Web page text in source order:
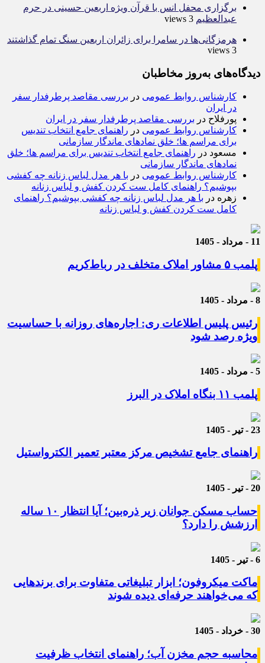
برگزاری محفل انس با قرآن ویژه اربعین حسینی در حرم
عبدالعظیم 3 views
هرمزگانی‌ها در سامرا برای زائران اربعین سنگ تمام گذاشتند
3 views
دیدگاه‌های به‌روز مخاطبان
کارشناس روابط عمومی در بررسی مقاصد پرطرفدار سفر
در ایران
پورفلاح در بررسی مقاصد پرطرفدار سفر در ایران
کارشناس روابط عمومی در راهنمای جامع انتخاب تندیس
برای مراسم ها؛ خلق نمادهای ماندگار سازمانی
مسعود در راهنمای جامع انتخاب تندیس برای مراسم ها؛ خلق
نمادهای ماندگار سازمانی
کارشناس روابط عمومی در با هر مدل لباس زنانه چه کفشی
بپوشیم؟ راهنمای کامل ست کردن کفش و لباس زنانه
زهره در با هر مدل لباس زنانه چه کفشی بپوشیم؟ راهنمای
کامل ست کردن کفش و لباس زنانه
11 - مرداد - 1405
پلمب ۵ مشاور املاک متخلف در رباط‌کریم
8 - مرداد - 1405
رئیس پلیس اطلاعات ری: اجاره‌های روزانه با حساسیت
ویژه رصد شود
5 - مرداد - 1405
پلمب ۱۱ بنگاه املاک در البرز
23 - تیر - 1405
راهنمای جامع تشخیص مرکز معتبر تعمیر الکترواستیل
20 - تیر - 1405
حساب مسکن جوانان زیر ذره‌بین؛ آیا انتظار ۱۰ ساله
ارزشش را دارد؟
6 - تیر - 1405
ماکت میکروفون؛ ابزار تبلیغاتی متفاوت برای برندهایی
که می‌خواهند حرفه‌ای دیده شوند
30 - خرداد - 1405
محاسبه حجم مخزن آب؛ راهنمای انتخاب ظرفیت